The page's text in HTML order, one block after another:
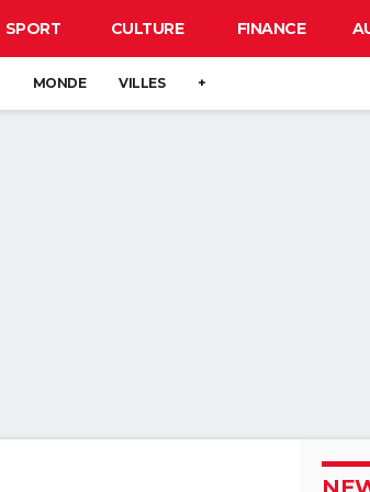
SPORT CULTURE FINANCE
MONDE VILLES +